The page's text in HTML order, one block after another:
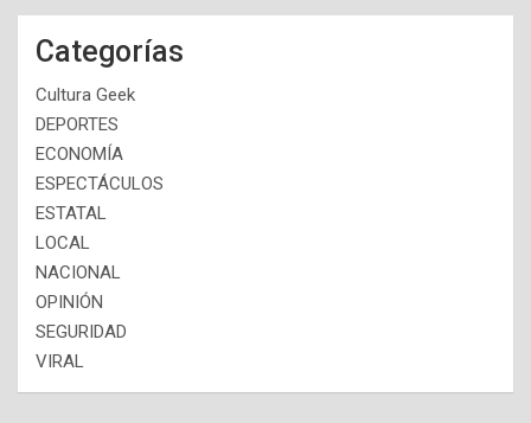
Categorías
Cultura Geek
DEPORTES
ECONOMÍA
ESPECTÁCULOS
ESTATAL
LOCAL
NACIONAL
OPINIÓN
SEGURIDAD
VIRAL